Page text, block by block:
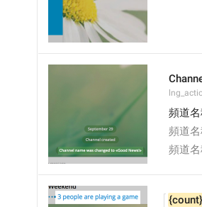
頻道
頻道
頻道
{count}